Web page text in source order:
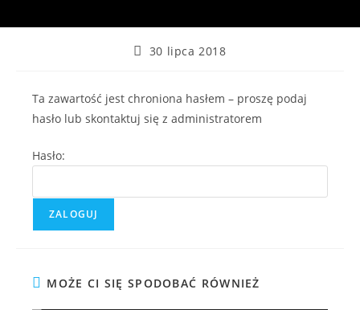
Post30 lipca 2018
Ta zawartość jest chroniona hasłem – proszę podaj
hasło lub skontaktuj się z administratorem
Hasło:
MOŻE CI SIĘ SPODOBAĆ RÓWNIEŻ